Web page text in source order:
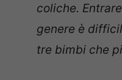
coliche.
genere è
tre bimbi che